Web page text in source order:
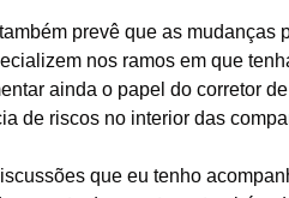
prevê que as mudanças
nos ramos em que
ainda o papel do corretor
de riscos no interior das
que eu tenho